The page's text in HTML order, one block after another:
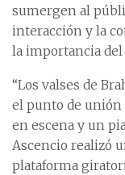
sumergen al
interacción y la
la importancia
“Los valses de
el punto de unión
en escena y un
Ascencio realizó
plataforma